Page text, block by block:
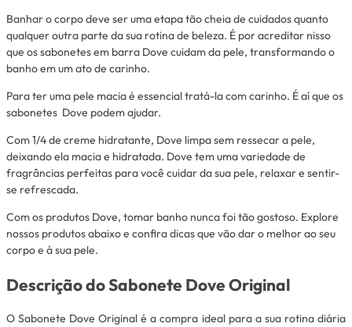
Banhar o corpo deve ser uma etapa tão cheia de cuidados quanto
qualquer outra parte da sua rotina de beleza. É por acreditar nisso
que os sabonetes em barra Dove cuidam da pele, transformando o
banho em um ato de carinho.
Para ter uma pele macia é essencial tratá-la com carinho. É aí que os
sabonetes Dove podem ajudar.
Com 1/4 de creme hidratante, Dove limpa sem ressecar a pele,
deixando ela macia e hidratada. Dove tem uma variedade de
fragrâncias perfeitas para você cuidar da sua pele, relaxar e sentir-
se refrescada.
Com os produtos Dove, tomar banho nunca foi tão gostoso. Explore
nossos produtos abaixo e confira dicas que vão dar o melhor ao seu
corpo e à sua pele.
Descrição do Sabonete Dove Original
O Sabonete Dove Original é a compra ideal para a sua rotina diária